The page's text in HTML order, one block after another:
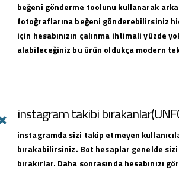
beğeni gönderme toolunu kullanarak
fotoğraflarına beğeni gönderebilirsiniz
için hesabınızın çalınma ihtimali yüzde
alabileceğiniz bu ürün oldukça modern
instagram takibi
instagramda sizi takip etmeyen
bırakabilirsiniz. Bot hesaplar genelde
bırakırlar. Daha sonrasında